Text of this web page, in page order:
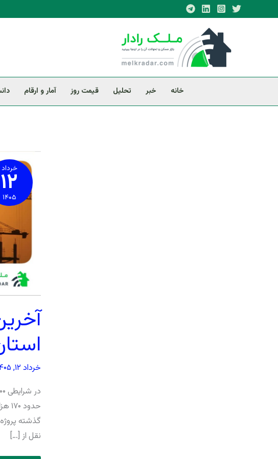
به
خانه خبر تحلیل قیمت روز آمار و ارقام
خرداد
۱۲
۱۴۰۵
خرداد ۱۲, ۱۴۰۵
گذشته
نقل از […]
وضعیت
مسکن
ملی
استان